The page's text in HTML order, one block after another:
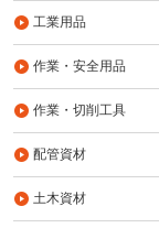
工業用品
作業・安全用品
作業・切削工具
配管資材
土木資材